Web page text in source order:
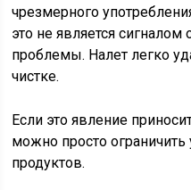
чрезмерного
это не является сигналом
проблемы. Налет легко
чистке.
Если это явление
можно просто ограничить
продуктов.